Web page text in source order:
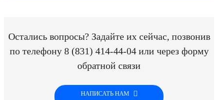
Остались вопросы? Задайте их сейчас, позвонив
по телефону 8 (831) 414-44-04или через форму
обратной связи
НАПИСАТЬ НАМ